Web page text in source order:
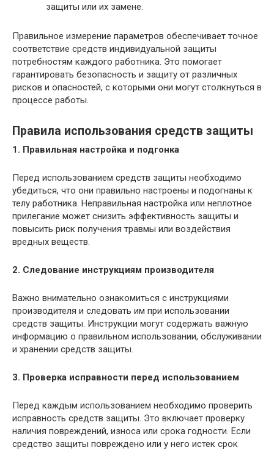
защиты или их замене.
Правильное измерение параметров обеспечивает точное
соответствие средств индивидуальной защиты
потребностям каждого работника. Это помогает
гарантировать безопасность и защиту от различных
рисков и опасностей, с которыми они могут столкнуться в
процессе работы.
Правила использования средств защиты
1. Правильная настройка и подгонка
Перед использованием средств защиты необходимо
убедиться, что они правильно настроены и подогнаны к
телу работника. Неправильная настройка или неплотное
прилегание может снизить эффективность защиты и
повысить риск получения травмы или воздействия
вредных веществ.
2. Следование инструкциям производителя
Важно внимательно ознакомиться с инструкциями
производителя и следовать им при использовании
средств защиты. Инструкции могут содержать важную
информацию о правильном использовании, обслуживании
и хранении средств защиты.
3. Проверка исправности перед использованием
Перед каждым использованием необходимо проверить
исправность средств защиты. Это включает проверку
наличия повреждений, износа или срока годности. Если
средство защиты повреждено или у него истек срок